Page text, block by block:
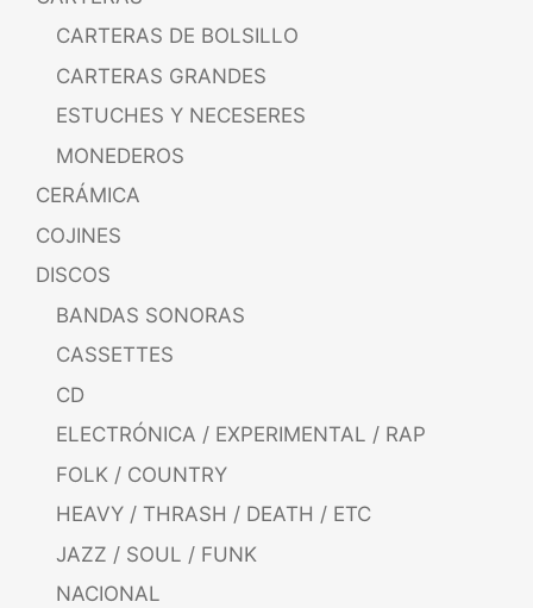
CARTERAS DE BOLSILLO
CARTERAS GRANDES
ESTUCHES Y NECESERES
MONEDEROS
CERÁMICA
COJINES
DISCOS
BANDAS SONORAS
CASSETTES
CD
ELECTRÓNICA / EXPERIMENTAL / RAP
FOLK / COUNTRY
HEAVY / THRASH / DEATH / ETC
JAZZ / SOUL / FUNK
NACIONAL